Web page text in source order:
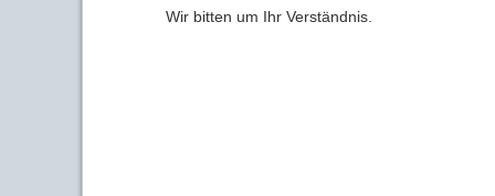
Wir bitten um Ihr Verständnis.